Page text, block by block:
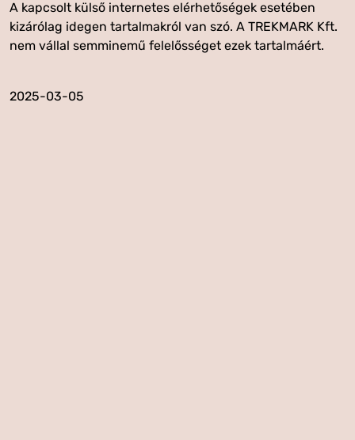
A kapcsolt külső internetes elérhetőségek esetében
kizárólag idegen tartalmakról van szó. A TREKMARK Kft.
nem vállal semminemű felelősséget ezek tartalmáért.
2025-03-05